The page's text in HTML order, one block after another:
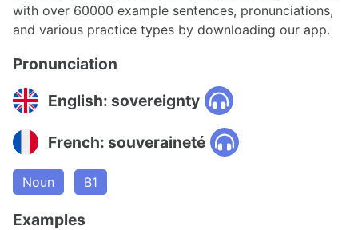
with over 60000 example sentences, pronunciations,
and various practice types by downloading our app.
Pronunciation
English: sovereignty
French: souveraineté
Noun B1
Examples